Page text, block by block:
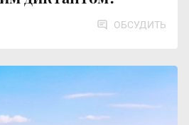
ОБСУДИТЬ